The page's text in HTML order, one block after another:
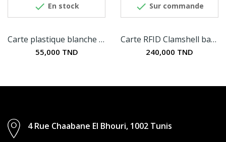
 En stock
Carte plastique blanche 0.76mm
55,000 TND
 Sur commande
Carte RFID Clamshell basse fréquence 125khz...
240,000 TND
4 Rue Chaabane El Bhouri, 1002 Tunis